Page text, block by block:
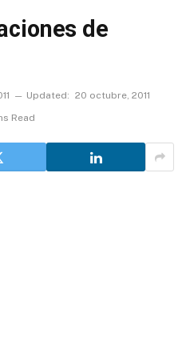
de
Updated: 20 octubre, 2011
Read